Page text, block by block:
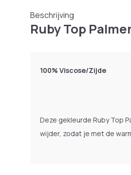
Beschrijving
Ruby Top
100% Viscose/Zijde
Deze gekleurde Ruby Top
wijder, zodat je met de